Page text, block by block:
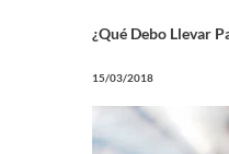
¿Qué Debo Llevar
15/03/2018